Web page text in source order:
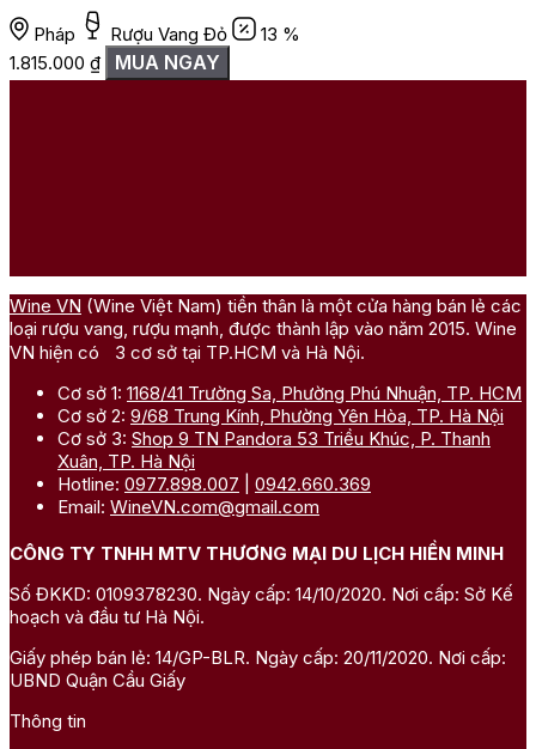
Pháp Rượu Vang Đỏ
13 %
1.815.000 ₫ MUA NGAY
Wine VN (Wine Việt Nam) tiền thân là một cửa hàng bán lẻ các
loại rượu vang, rượu mạnh, được thành lập vào năm 2015. Wine
VN hiện có 3 cơ sở tại TP.HCM và Hà Nội.
Cơ sở 1: 1168/41 Trường Sa, Phường Phú Nhuận, TP. HCM
Cơ sở 2: 9/68 Trung Kính, Phường Yên Hòa, TP. Hà Nội
Cơ sở 3: Shop 9 TN Pandora 53 Triều Khúc, P. Thanh
Xuân, TP. Hà Nội
Hotline: 0977.898.007
0942.660.369
Email: WineVN.com@gmail.com
CÔNG TY TNHH MTV THƯƠNG MẠI DU LỊCH HIỀN MINH
Số ĐKKD: 0109378230. Ngày cấp: 14/10/2020. Nơi cấp: Sở Kế
hoạch và đầu tư Hà Nội.
Giấy phép bán lẻ: 14/GP-BLR. Ngày cấp: 20/11/2020. Nơi cấp:
UBND Quận Cầu Giấy
Thông tin